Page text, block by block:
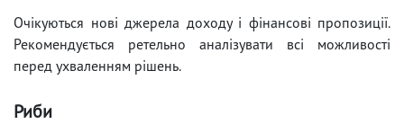
Очікуються нові джерела доходу і фінансові пропозиції.
Рекомендується ретельно аналізувати всі можливості
перед ухваленням рішень.
Риби